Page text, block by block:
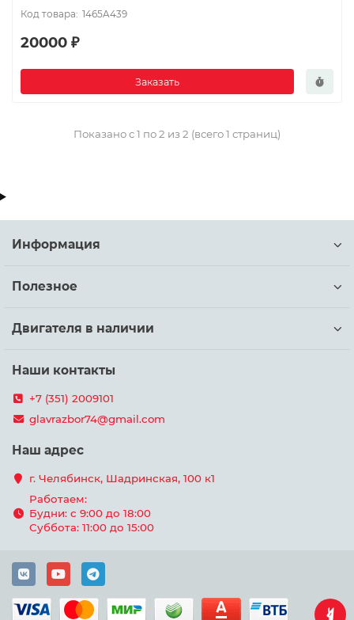
1465A439
20000 ₽
Заказать
Показано с 1 по 2 из 2 (всего 1 страниц)
Информация
Полезное
Двигателя в наличии
Наши контакты
+7 (351) 2009101
glavrazbor74@gmail.com
Наш адрес
г. Челябинск, Шадринская, 100 к1
Работаем:
Будни: с 9:00 до 18:00
Суббота: 11:00 до 15:00